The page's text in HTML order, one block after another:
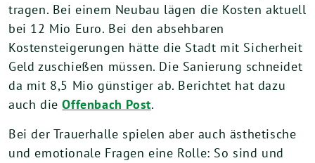
tragen. Bei einem Neubau lägen die Kosten aktuell
bei 12 Mio Euro. Bei den absehbaren
Kostensteigerungen hätte die Stadt mit Sicherheit
Geld zuschießen müssen. Die Sanierung schneidet
da mit 8,5 Mio günstiger ab. Berichtet hat dazu
auch dieOffenbach Post.
Bei der Trauerhalle spielen aber auch ästhetische
und emotionale Fragen eine Rolle: So sind und